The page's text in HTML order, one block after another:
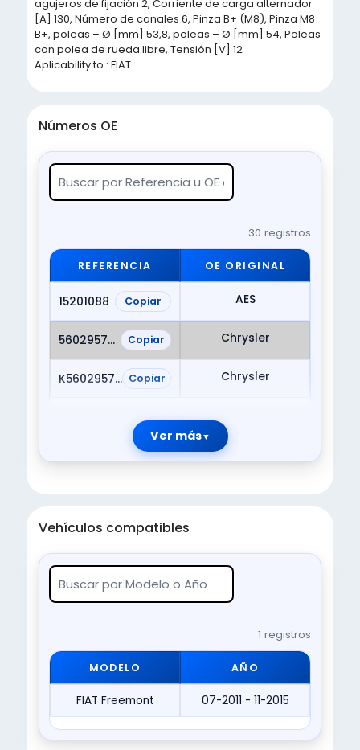
agujeros de fijación 2, Corriente de carga alternador
[A] 130, Número de canales 6, Pinza B+ (M8), Pinza M8
B+, poleas – Ø [mm] 53,8, poleas – Ø [mm] 54, Poleas
con polea de rueda libre, Tensión [V] 12
Aplicability to : FIAT
Números OE
30 registros
REFERENCIA OE ORIGINAL
15201088 Copiar AES
56029574AA Copiar Chrysler
K56029574AB Copiar Chrysler
Ver más
Vehículos compatibles
1 registros
MODELO AÑO
FIAT Freemont 07-2011 - 11-2015